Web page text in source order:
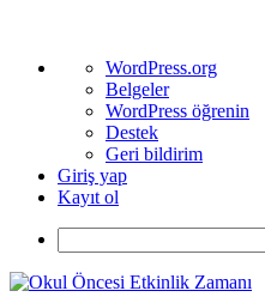
WordPress
hakkında
WordPress.org
Belgeler
WordPress öğrenin
Destek
Geri bildirim
Giriş yap
Kayıt ol